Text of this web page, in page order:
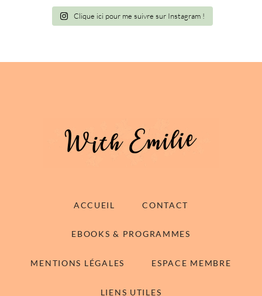
Clique ici pour me suivre sur Instagram !
ACCUEIL CONTACT
EBOOKS & PROGRAMMES
MENTIONS LÉGALES ESPACE MEMBRE
LIENS UTILES